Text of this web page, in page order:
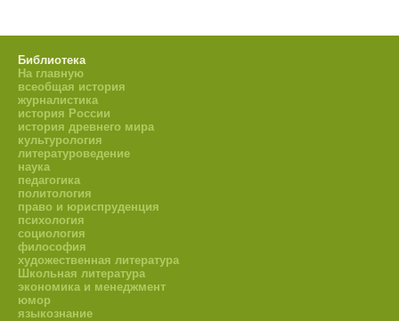
Библиотека
На главную
всеобщая история
журналистика
история России
история древнего мира
культурология
литературоведение
наука
педагогика
политология
право и юриспруденция
психология
социология
философия
художественная литература
Школьная литература
экономика и менеджмент
юмор
языкознание